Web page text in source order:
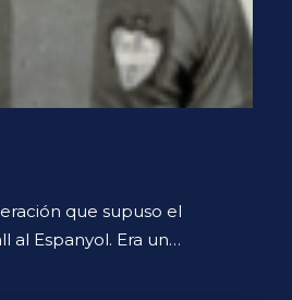
que supuso el
al Espanyol. Era un…